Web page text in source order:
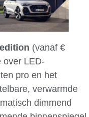
edition (vanaf €
over LED-
pro en het
verwarmde
dimmend